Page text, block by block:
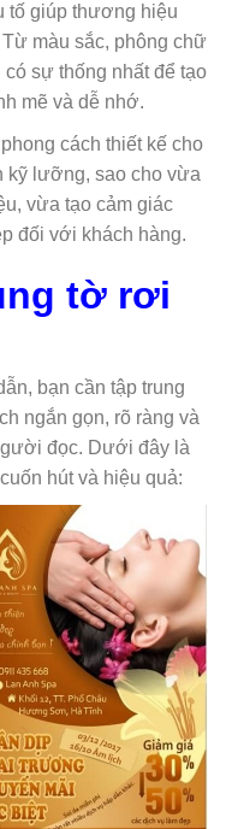
tố giúp thương hiệu
màu sắc, phông chữ
sự thống nhất để tạo
mẽ và dễ nhớ.
cách thiết kế cho
lưỡng, sao cho vừa
vừa tạo cảm giác
đối với khách hàng.
tờ rơi
bạn cần tập trung
ngắn gọn, rõ ràng và
đọc. Dưới đây là
hút và hiệu quả: